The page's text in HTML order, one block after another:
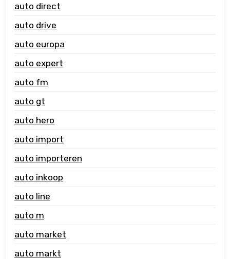
auto direct
auto drive
auto europa
auto expert
auto fm
auto gt
auto hero
auto import
auto importeren
auto inkoop
auto line
auto m
auto market
auto markt